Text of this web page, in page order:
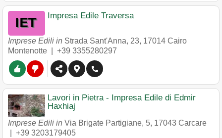
Impresa Edile Traversa
Imprese Edili in Strada Sant'Anna, 23, 17014 Cairo
Montenotte
+39 3355280297
Lavori in Pietra - Impresa Edile di Edmir
Haxhiaj
Imprese Edili in Via Brigate Partigiane, 5, 17043 Carcare
+39 3203179405